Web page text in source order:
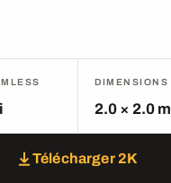
DIMENSIONS
2.0 × 2.0 m
Télécharger 2K